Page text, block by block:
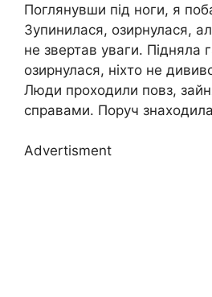
Поглянувши під ноги, я
Зупинилася, озирнулася,
не звертав уваги. Підняла
озирнулася, ніхто не
Люди проходили повз,
справами. Поруч
Advertisment